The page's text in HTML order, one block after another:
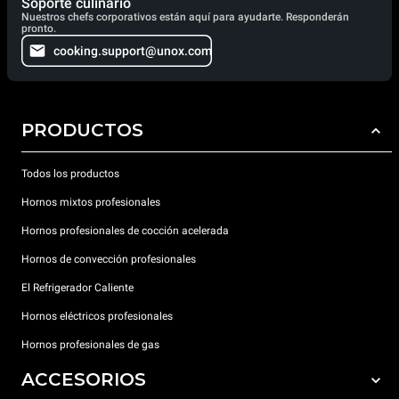
tardarán 180 segundos, mientras que para preparar un sabroso
salmón a la plancha solo 150 segundos.
Nuestros chefs corporativos están aquí para ayudarte. Responderán
pronto.
cooking.support@unox.com
PRODUCTOS
Todos los productos
Hornos mixtos profesionales
Hornos profesionales de cocción acelerada
Hornos de convección profesionales
El Refrigerador Caliente
Hornos eléctricos profesionales
Hornos profesionales de gas
ACCESORIOS